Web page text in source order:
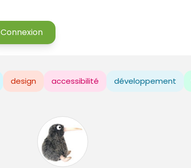
Connexion
design accessibilité développement